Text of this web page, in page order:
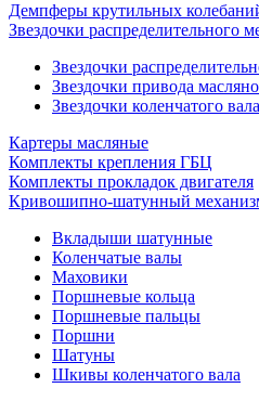
Демпферы крутильных
Звездочки распределительного
Звездочки
Звездочки привода
Звездочки коленчатого вала
Картеры масляные
Комплекты крепления ГБЦ
Комплекты прокладок двигателя
Кривошипно-шатунный
Вкладыши шатунные
Коленчатые валы
Маховики
Поршневые кольца
Поршневые пальцы
Поршни
Шатуны
Шкивы коленчатого вала